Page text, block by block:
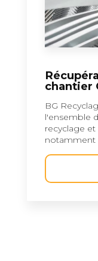
chantier
BG
l'ensemble
recyclage
notamment